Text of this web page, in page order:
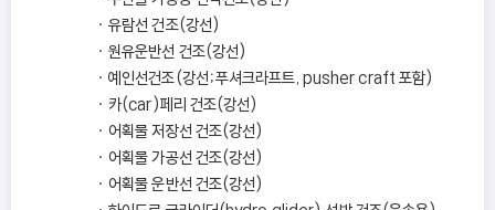
유람선 건조(강선)
원유운반선 건조(강선)
예인선건조(강선；푸셔크라프트, pusher craft 포함)
카(car)페리 건조(강선)
어획물 저장선 건조(강선)
어획물 가공선 건조(강선)
어획물 운반선 건조(강선)